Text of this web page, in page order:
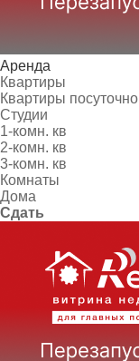
Аренда
Квартиры
Квартиры посуточно
Студии
1-комн. кв
2-комн. кв
3-комн. кв
Комнаты
Дома
Сдать